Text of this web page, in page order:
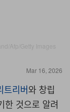
Mar 16, 2026
트리버와 창립
한 것으로 알려